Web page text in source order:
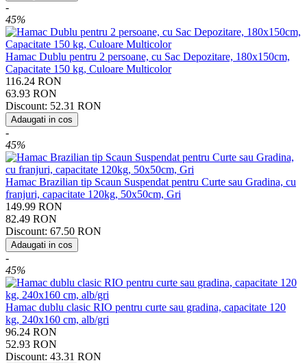
-
45%
Hamac Dublu pentru 2 persoane, cu Sac Depozitare, 180x150cm,
Capacitate 150 kg, Culoare Multicolor
116.24 RON
63.93 RON
Discount: 52.31 RON
Adaugati in cos
-
45%
Hamac Brazilian tip Scaun Suspendat pentru Curte sau Gradina, cu
franjuri, capacitate 120kg, 50x50cm, Gri
149.99 RON
82.49 RON
Discount: 67.50 RON
Adaugati in cos
-
45%
Hamac dublu clasic RIO pentru curte sau gradina, capacitate 120
kg, 240x160 cm, alb/gri
96.24 RON
52.93 RON
Discount: 43.31 RON